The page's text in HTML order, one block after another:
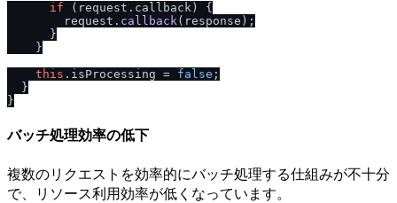
if (request. callback ) {
        request.
callback(response);
      }
    }
this . isProcessing = false ;
  }
バッチ処理効率の低下
複数のリクエストを効率的にバッチ処理する仕組みが不十分
で、リソース利用効率が低くなっています。